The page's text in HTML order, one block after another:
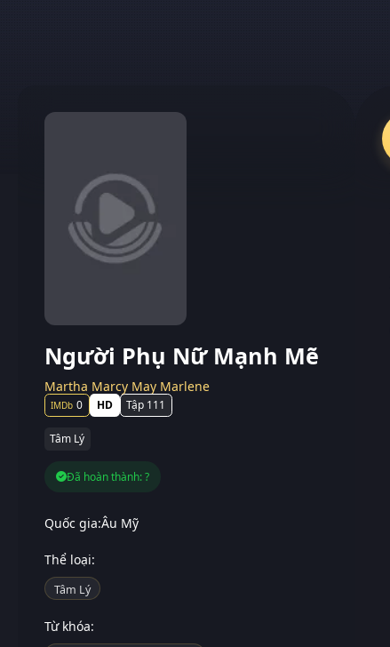
Người Phụ Nữ Mạnh Mẽ
Martha Marcy May Marlene
0 HD Tập 111
Tâm Lý
Đã hoàn thành: ?
Quốc gia:Âu Mỹ
Thể loại:
Tâm Lý
Từ khóa: